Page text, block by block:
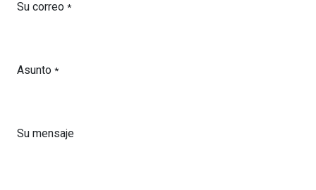
Su correo *
Asunto *
Su mensaje